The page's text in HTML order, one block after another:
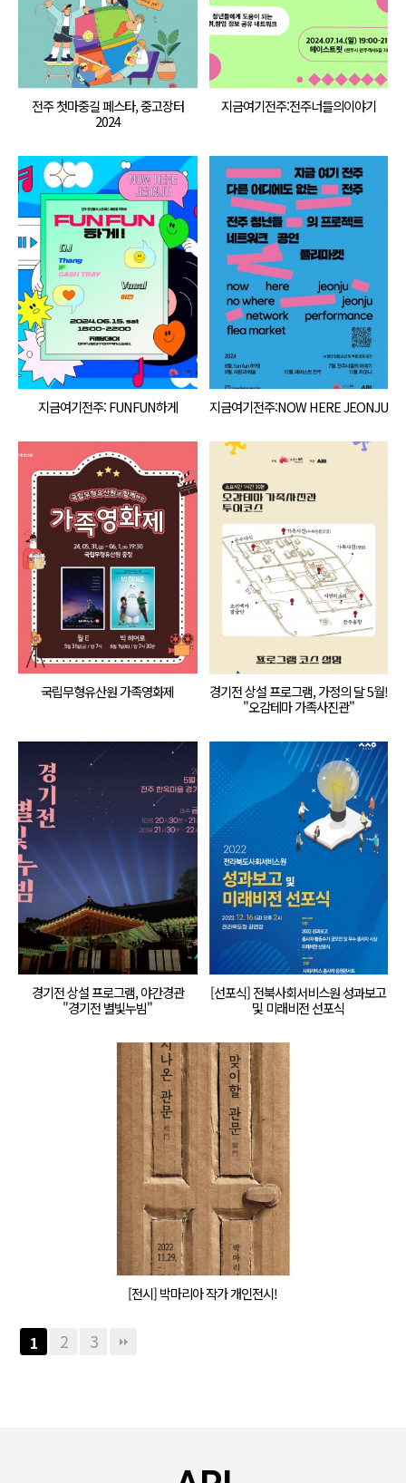
전주 첫마중길 페스타, 중고장터
2024
지금여기전주:전주너들의이야기
지금여기전주: FUNFUN하게 지금여기전주:NOW HERE JEONJU
국립무형유산원 가족영화제
경기전 상설 프로그램, 가정의 달 5월!
"오감테마 가족사진관"
경기전 상설 프로그램, 야간경관
"경기전 별빛누빔"
[선포식] 전북사회서비스원 성과보고
및 미래비전 선포식
[전시] 박마리아 작가 개인전시!
1 2 3